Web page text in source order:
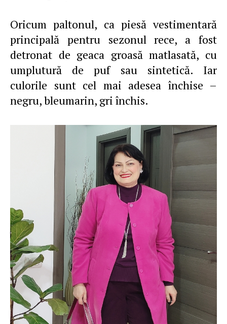
Oricum paltonul, ca piesă vestimentară
principală pentru sezonul rece, a fost
detronat de geaca groasă matlasată, cu
umplutură de puf sau sintetică. Iar
culorile sunt cel mai adesea închise –
negru, bleumarin, gri închis.